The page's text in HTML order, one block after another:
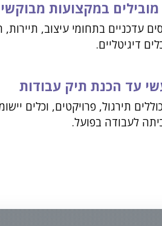
מובילים במקצועות
עדכניים בתחומי עיצוב,
דיגיטליים.
עד הכנת תיק עבודות
תירגול, פרויקטים, וכלים
לעבודה בפועל.